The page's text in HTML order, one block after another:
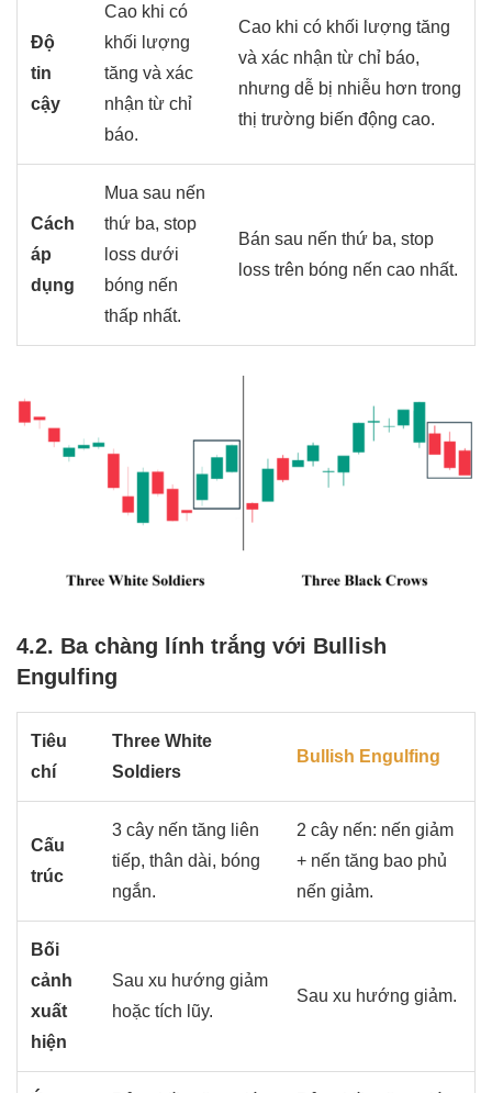
Độ
tin
cậy
Cao khi có
khối lượng
tăng và xác
nhận từ chỉ
báo.
Cao khi có khối lượng tăng
và xác nhận từ chỉ báo,
nhưng dễ bị nhiễu hơn trong
thị trường biến động cao.
Cách
áp
dụng
Mua sau nến
thứ ba, stop
loss dưới
bóng nến
thấp nhất.
Bán sau nến thứ ba, stop
loss trên bóng nến cao nhất.
4.2. Ba chàng lính trắng với Bullish
Engulfing
Tiêu
chí
Three White
Soldiers
Bullish Engulfing
Cấu
trúc
3 cây nến tăng liên
tiếp, thân dài, bóng
ngắn.
2 cây nến: nến giảm
+ nến tăng bao phủ
nến giảm.
Bối
cảnh
xuất
hiện
Sau xu hướng giảm
hoặc tích lũy.
Sau xu hướng giảm.